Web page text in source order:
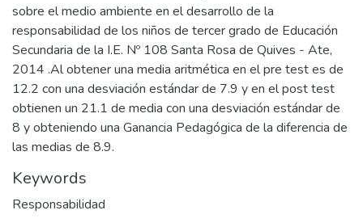
sobre el medio ambiente en el desarrollo de la
responsabilidad de los niños de tercer grado de Educación
Secundaria de la I.E. Nº 108 Santa Rosa de Quives - Ate,
2014 .Al obtener una media aritmética en el pre test es de
12.2 con una desviación estándar de 7.9 y en el post test
obtienen un 21.1 de media con una desviación estándar de
8 y obteniendo una Ganancia Pedagógica de la diferencia de
las medias de 8.9.
Keywords
Responsabilidad